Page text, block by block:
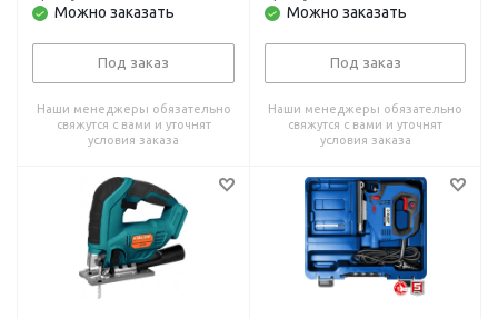
Можно заказать
Под заказ
Наши менеджеры обязательно
свяжутся с вами и уточнят
условия заказа
маятниковый ход,
регулировка скорости
Можно заказать
Под заказ
Наши менеджеры обязательно
свяжутся с вами и уточнят
условия заказа